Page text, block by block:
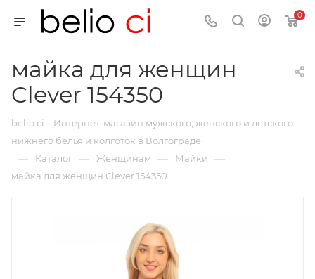
0
майка для женщин
Clever 154350
belio ci – Интернет-магазин мужского, женского и детского
нижнего белья и колготок в Волгограде
— Каталог — Женщинам — Майки —
майка для женщин Clever 154350